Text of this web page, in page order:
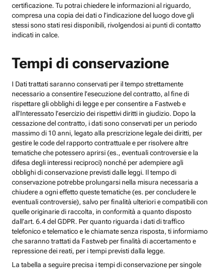
certificazione. Tu potrai chiedere le informazioni al riguardo,
compresa una copia dei dati o l’indicazione del luogo dove gli
stessi sono stati resi disponibili, rivolgendosi ai punti di contatto
indicati in calce.
Tempi di conservazione
I Dati trattati saranno conservati per il tempo strettamente
necessario a consentire l’esecuzione del contratto, al fine di
rispettare gli obblighi di legge e per consentire a Fastweb e
all’Interessato l’esercizio dei rispettivi diritti in giudizio. Dopo la
cessazione del contratto, i dati sono conservati per un periodo
massimo di 10 anni, legato alla prescrizione legale dei diritti, per
gestire le code del rapporto contrattuale e per risolvere altre
tematiche che potessero aprirsi (es., eventuali controversie e la
difesa degli interessi reciproci) nonché per adempiere agli
obblighi di conservazione previsti dalle leggi. Il tempo di
conservazione potrebbe prolungarsi nella misura necessaria a
chiudere a ogni effetto queste tematiche (es. per concludere le
eventuali controversie), salvo per finalità ulteriori e compatibili con
quelle originarie di raccolta, in conformità a quanto disposto
dall’art. 6.4 del GDPR. Per quanto riguarda i dati di traffico
telefonico e telematico e le chiamate senza risposta, ti informiamo
che saranno trattati da Fastweb per finalità di accertamento e
repressione dei reati, per i tempi previsti dalla legge.
La tabella a seguire precisa i tempi di conservazione per singole